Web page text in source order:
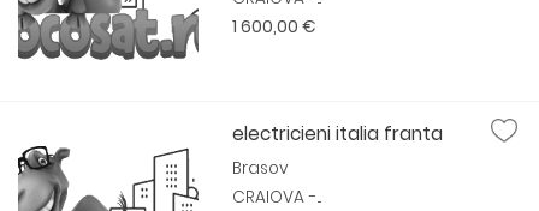
1 600,00 €
electricieni italia franta
Brasov
CRAIOVA -...